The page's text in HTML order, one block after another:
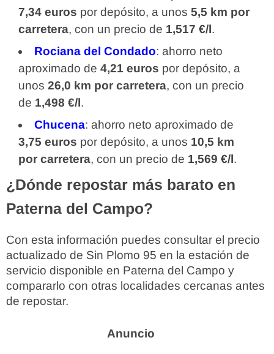
7,34 euros por depósito, a unos 5,5 km por
carretera, con un precio de 1,517 €/l.
Rociana del Condado: ahorro neto
aproximado de 4,21 euros por depósito, a
unos 26,0 km por carretera, con un precio
de 1,498 €/l.
Chucena: ahorro neto aproximado de
3,75 euros por depósito, a unos 10,5 km
por carretera, con un precio de 1,569 €/l.
¿Dónde repostar más barato en
Paterna del Campo?
Con esta información puedes consultar el precio
actualizado de Sin Plomo 95 en la estación de
servicio disponible en Paterna del Campo y
compararlo con otras localidades cercanas antes
de repostar.